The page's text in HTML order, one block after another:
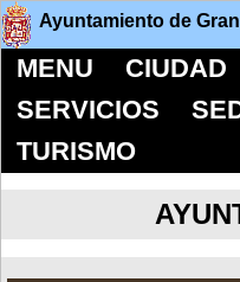
Ayuntamiento de
MENU CIUDAD
SERVICIOS
TURISMO